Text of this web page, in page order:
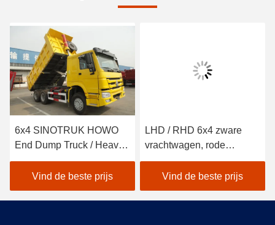
6x4 SINOTRUK HOWO
End Dump Truck / Heavy
Duty Tipper Truck
Vind de beste prijs
LHD / RHD 6x4 zware
vrachtwagen, rode
SINOTRUK HOWO tipper
vrachtwagen
Vind de beste prijs